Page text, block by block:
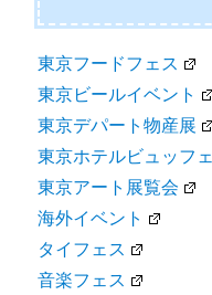
東京フードフェス
東京ビールイベント
東京デパート物産展
東京ホテルビュッフェ
東京アート展覧会
海外イベント
タイフェス
音楽フェス